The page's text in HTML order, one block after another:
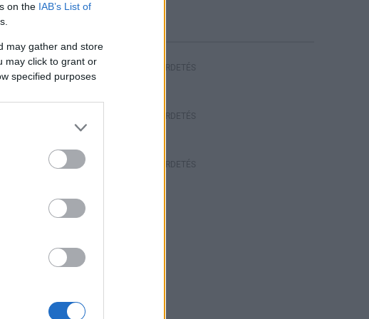
on the IAB’s List of
may gather and store
may click to grant or
specified purposes
HIRDETÉS
HIRDETÉS
HIRDETÉS